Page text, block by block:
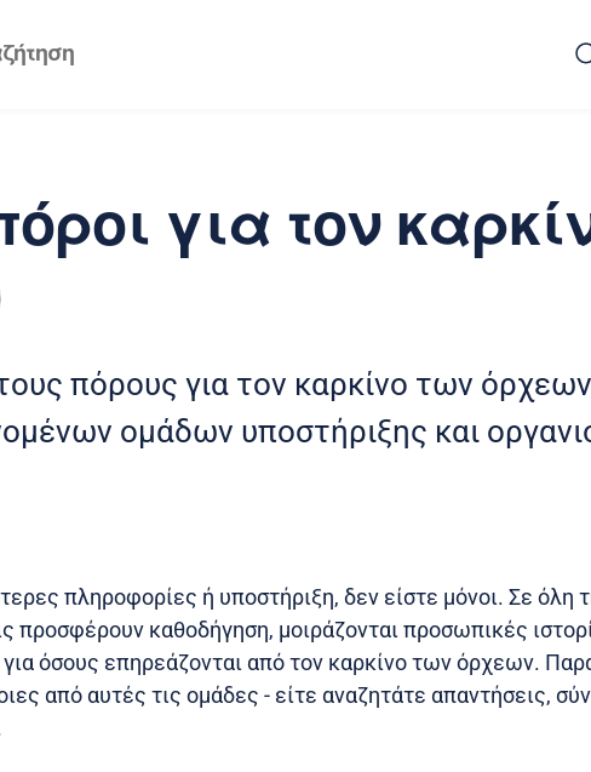
για τον
πόρους για τον καρκίνο των
ομάδων υποστήριξης και
πληροφορίες ή υποστήριξη, δεν είστε μόνοι. Σε
προσφέρουν καθοδήγηση, μοιράζονται προσωπικές
όσους επηρεάζονται από τον καρκίνο των όρχεων.
από αυτές τις ομάδες - είτε αναζητάτε απαντήσεις,